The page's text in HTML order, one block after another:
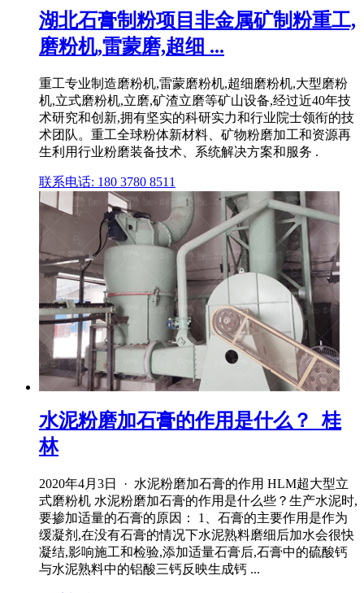
湖北石膏制粉项目非金属矿制粉重工,
磨粉机,雷蒙磨,超细 ...
重工专业制造磨粉机,雷蒙磨粉机,超细磨粉机,大型磨粉
机,立式磨粉机,立磨,矿渣立磨等矿山设备,经过近40年技
术研究和创新,拥有坚实的科研实力和行业院士领衔的技
术团队。重工全球粉体新材料、矿物粉磨加工和资源再
生利用行业粉磨装备技术、系统解决方案和服务 .
联系电话: 180 3780 8511
水泥粉磨加石膏的作用是什么？_桂
林
2020年4月3日 · 水泥粉磨加石膏的作用 HLM超大型立
式磨粉机 水泥粉磨加石膏的作用是什么些？生产水泥时,
要掺加适量的石膏的原因： 1、石膏的主要作用是作为
缓凝剂,在没有石膏的情况下水泥熟料磨细后加水会很快
凝结,影响施工和检验,添加适量石膏后,石膏中的硫酸钙
与水泥熟料中的铝酸三钙反映生成钙 ...